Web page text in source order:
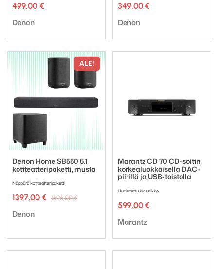
499,00 €
Tuotemerkki:
Denon
349,00 €
Tuotemerkki:
Denon
ALE!
Denon Home SB550 5.1
kotiteatteripaketti, musta
Näppärä kotiteatteripaketti
1696,00€Alkuperäinen
1397,00 €
Nykyinen
Tuotemerkki:
Denon
Marantz CD 70 CD-soitin
korkealuokkaisella DAC-
piirillä ja USB-toistolla
Uudistettu klassikko
599,00 €
Tuotemerkki:
Marantz